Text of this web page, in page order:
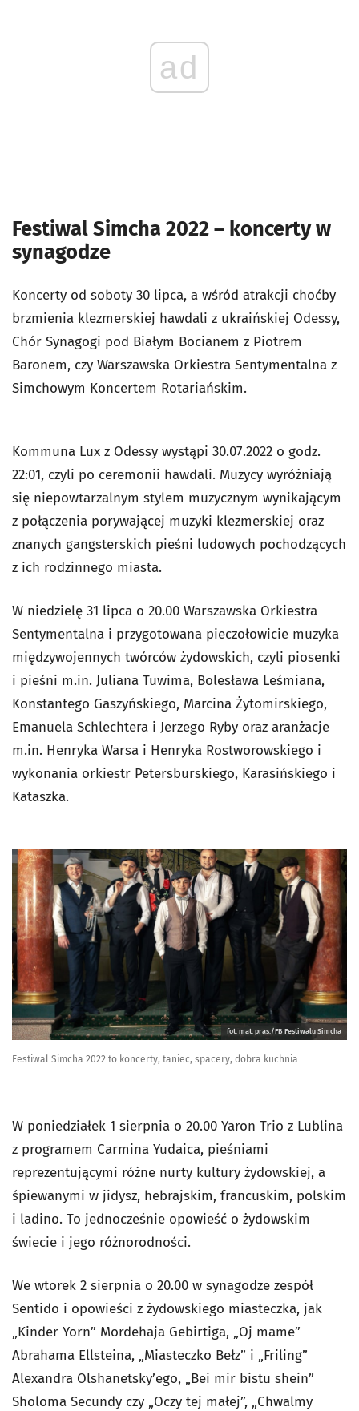
ad
Festiwal Simcha 2022 – koncerty w
synagodze
Koncerty od soboty 30 lipca, a wśród atrakcji choćby
brzmienia klezmerskiej hawdali z ukraińskiej Odessy,
Chór Synagogi pod Białym Bocianem z Piotrem
Baronem, czy Warszawska Orkiestra Sentymentalna z
Simchowym Koncertem Rotariańskim.
Kommuna Lux z Odessy wystąpi 30.07.2022 o godz.
22:01, czyli po ceremonii hawdali. Muzycy wyróżniają
się niepowtarzalnym stylem muzycznym wynikającym
z połączenia porywającej muzyki klezmerskiej oraz
znanych gangsterskich pieśni ludowych pochodzących
z ich rodzinnego miasta.
W niedzielę 31 lipca o 20.00 Warszawska Orkiestra
Sentymentalna i przygotowana pieczołowicie muzyka
międzywojennych twórców żydowskich, czyli piosenki
i pieśni m.in. Juliana Tuwima, Bolesława Leśmiana,
Konstantego Gaszyńskiego, Marcina Żytomirskiego,
Emanuela Schlechtera i Jerzego Ryby oraz aranżacje
m.in. Henryka Warsa i Henryka Rostworowskiego i
wykonania orkiestr Petersburskiego, Karasińskiego i
Kataszka.
fot. mat. pras./FB Festiwalu Simcha
Festiwal Simcha 2022 to koncerty, taniec, spacery, dobra kuchnia
W poniedziałek 1 sierpnia o 20.00 Yaron Trio z Lublina
z programem Carmina Yudaica, pieśniami
reprezentującymi różne nurty kultury żydowskiej, a
śpiewanymi w jidysz, hebrajskim, francuskim, polskim
i ladino. To jednocześnie opowieść o żydowskim
świecie i jego różnorodności.
We wtorek 2 sierpnia o 20.00 w synagodze zespół
Sentido i opowieści z żydowskiego miasteczka, jak
„Kinder Yorn” Mordehaja Gebirtiga, „Oj mame”
Abrahama Ellsteina, „Miasteczko Bełz” i „Friling”
Alexandra Olshanetsky’ego, „Bei mir bistu shein”
Sholoma Secundy czy „Oczy tej małej”, „Chwalmy